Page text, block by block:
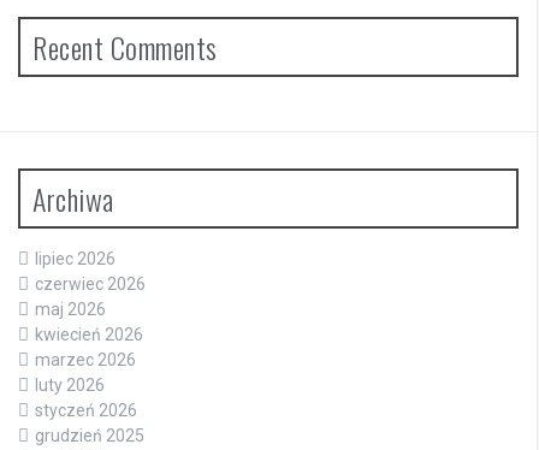
Recent Comments
Archiwa
lipiec 2026
czerwiec 2026
maj 2026
kwiecień 2026
marzec 2026
luty 2026
styczeń 2026
grudzień 2025